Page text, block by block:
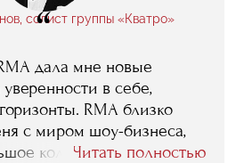
солист группы «Кватро»
“
дала мне новые
в себе,
RMA близко
с миром шоу-бизнеса,
количество друзей
Читать полностью